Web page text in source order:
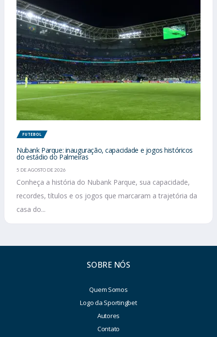
FUTEBOL
Nubank Parque: inauguração, capacidade e jogos históricos
do estádio do Palmeiras
5 DE AGOSTO DE 2026
Conheça a história do Nubank Parque, sua capacidade,
recordes, títulos e os jogos que marcaram a trajetória da
casa do...
SOBRE NÓS
Quem Somos
Logo da Sportingbet
Autores
Contato